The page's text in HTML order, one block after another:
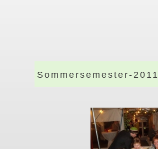
Sommersemester-2011